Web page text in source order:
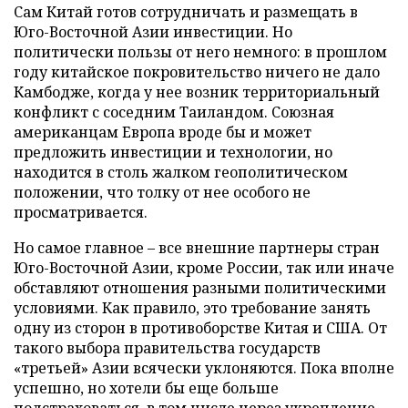
Сам Китай готов сотрудничать и размещать в
Юго-Восточной Азии инвестиции. Но
политически пользы от него немного: в прошлом
году китайское покровительство ничего не дало
Камбодже, когда у нее возник территориальный
конфликт с соседним Таиландом. Союзная
американцам Европа вроде бы и может
предложить инвестиции и технологии, но
находится в столь жалком геополитическом
положении, что толку от нее особого не
просматривается.
Но самое главное – все внешние партнеры стран
Юго-Восточной Азии, кроме России, так или иначе
обставляют отношения разными политическими
условиями. Как правило, это требование занять
одну из сторон в противоборстве Китая и США. От
такого выбора правительства государств
«третьей» Азии всячески уклоняются. Пока вполне
успешно, но хотели бы еще больше